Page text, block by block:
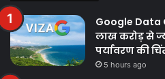
Google Data
लाख करोड़ से
पर्यावरण की
5 hours ago